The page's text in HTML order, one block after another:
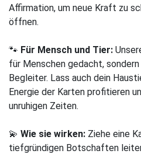
Affirmation, um neue Kraft zu
öffnen.
🐾 Für Mensch und Tier:
für Menschen gedacht,
Begleiter. Lass auch dein
Energie der Karten profitieren
unruhigen Zeiten.
💫 Wie sie wirken: Ziehe eine
tiefgründigen Botschaften